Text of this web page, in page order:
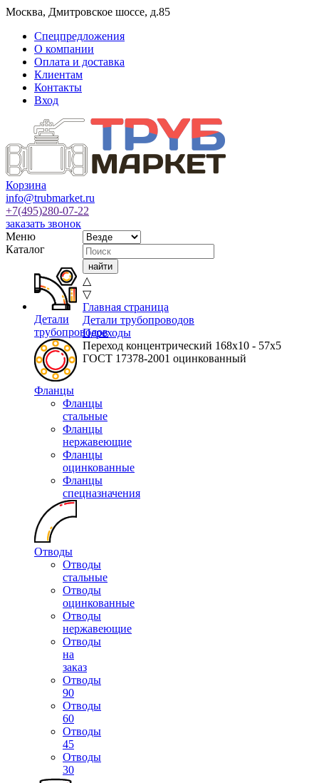
Москва, Дмитровское шоссе, д.85
Спецпредложения
О компании
Оплата и доставка
Клиентам
Контакты
Вход
Корзина
info@trubmarket.ru
+7(495)280-07-22
заказать звонок
Меню
Каталог
Детали
трубопроводов
Фланцы
Фланцы
стальные
Фланцы
нержавеющие
Фланцы
оцинкованные
Фланцы
спецназначения
Отводы
Отводы
стальные
Отводы
оцинкованные
Отводы
нержавеющие
Отводы
на
заказ
Отводы
90
Отводы
60
Отводы
45
Отводы
30
△
▽
Главная страница
Детали трубопроводов
Переходы
Переход концентрический 168х10 - 57х5
ГОСТ 17378-2001 оцинкованный